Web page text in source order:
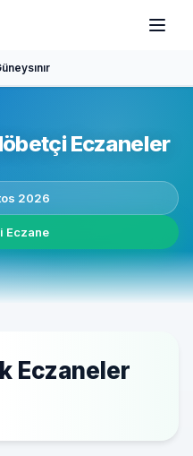
Eczaneler
2026
Eczane
Eczaneler